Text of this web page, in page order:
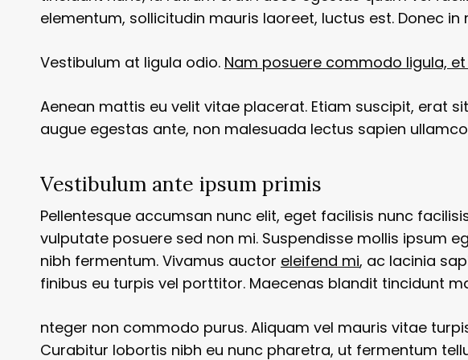
elementum, sollicitudin mauris laoreet, luctus est. Donec in
Vestibulum at ligula odio. Nam posuere commodo ligula,
Aenean mattis eu velit vitae placerat. Etiam suscipit, erat
augue egestas ante, non malesuada lectus sapien
Vestibulum ante ipsum primis
Pellentesque accumsan nunc elit, eget facilisis nunc
vulputate posuere sed non mi. Suspendisse mollis ipsum
nibh fermentum. Vivamus auctor eleifend mi, ac lacinia
finibus eu turpis vel porttitor. Maecenas blandit tincidunt
nteger non commodo purus. Aliquam vel mauris vitae
Curabitur lobortis nibh eu nunc pharetra, ut fermentum